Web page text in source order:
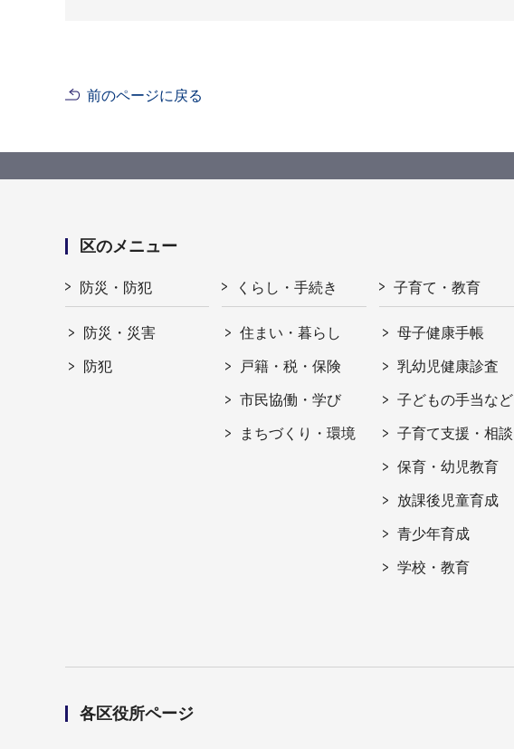
前のページに戻る
区のメニュー
防災・防犯
防災・災害
防犯
くらし・手続き
住まい・暮らし
戸籍・税・保険
市民協働・学び
まちづくり・環境
子育て・教育
母子健康手帳
乳幼児健康診査
子どもの手当など
子育て支援・相談
保育・幼児教育
放課後児童育成
青少年育成
学校・教育
各区役所ページ